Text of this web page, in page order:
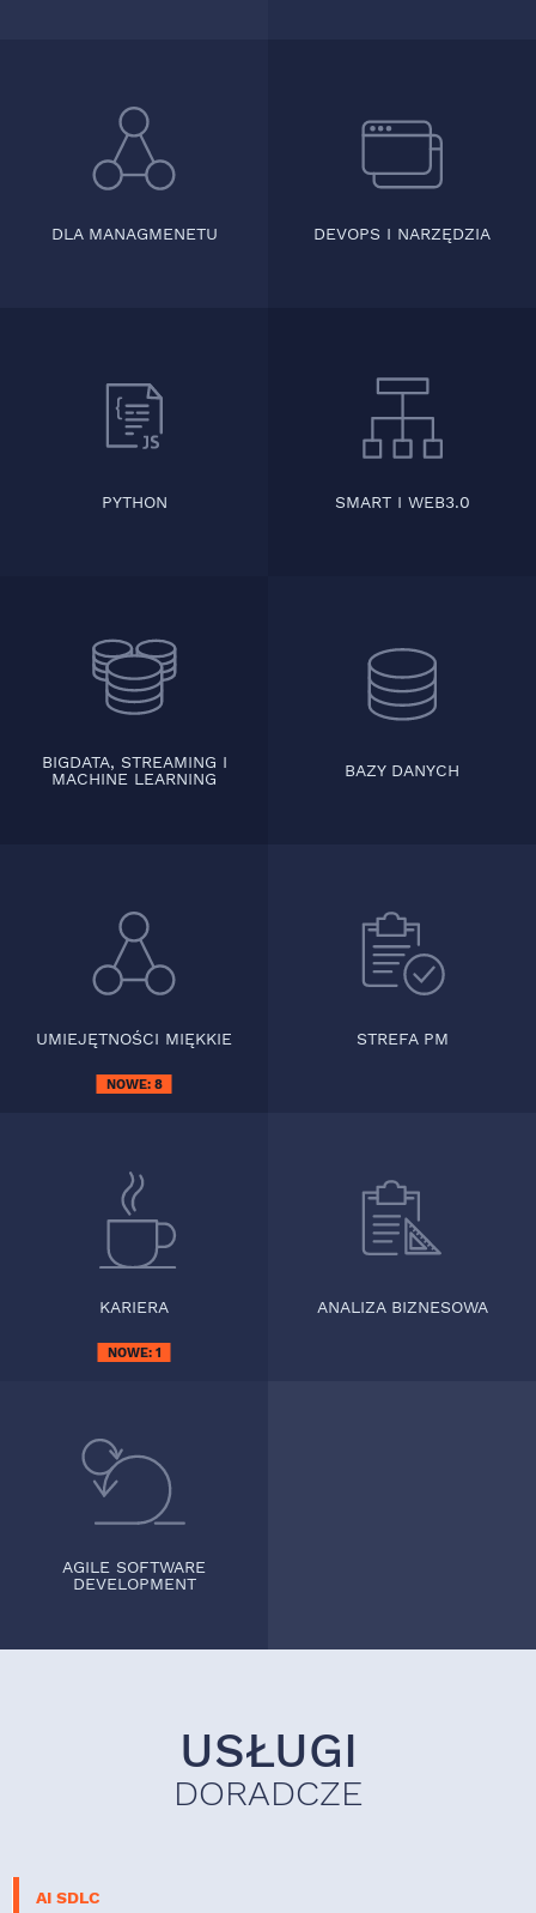
DLA MANAGMENETU DEVOPS I NARZĘDZIA
PYTHON SMART I WEB3.0
BIGDATA, STREAMING I
MACHINE LEARNING
BAZY DANYCH
UMIEJĘTNOŚCI MIĘKKIE
NOWE: 8
STREFA PM
KARIERA
NOWE: 1
ANALIZA BIZNESOWA
AGILE SOFTWARE
DEVELOPMENT
USŁUGI
DORADCZE
AI SDLC